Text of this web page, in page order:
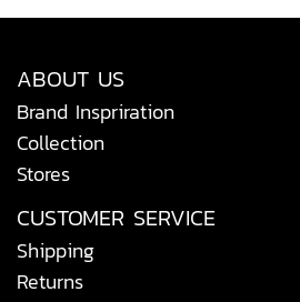
ABOUT US
Brand Inspriration
Collection
Stores
CUSTOMER SERVICE
Shipping
Returns